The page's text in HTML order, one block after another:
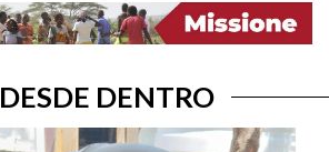
DENTRO